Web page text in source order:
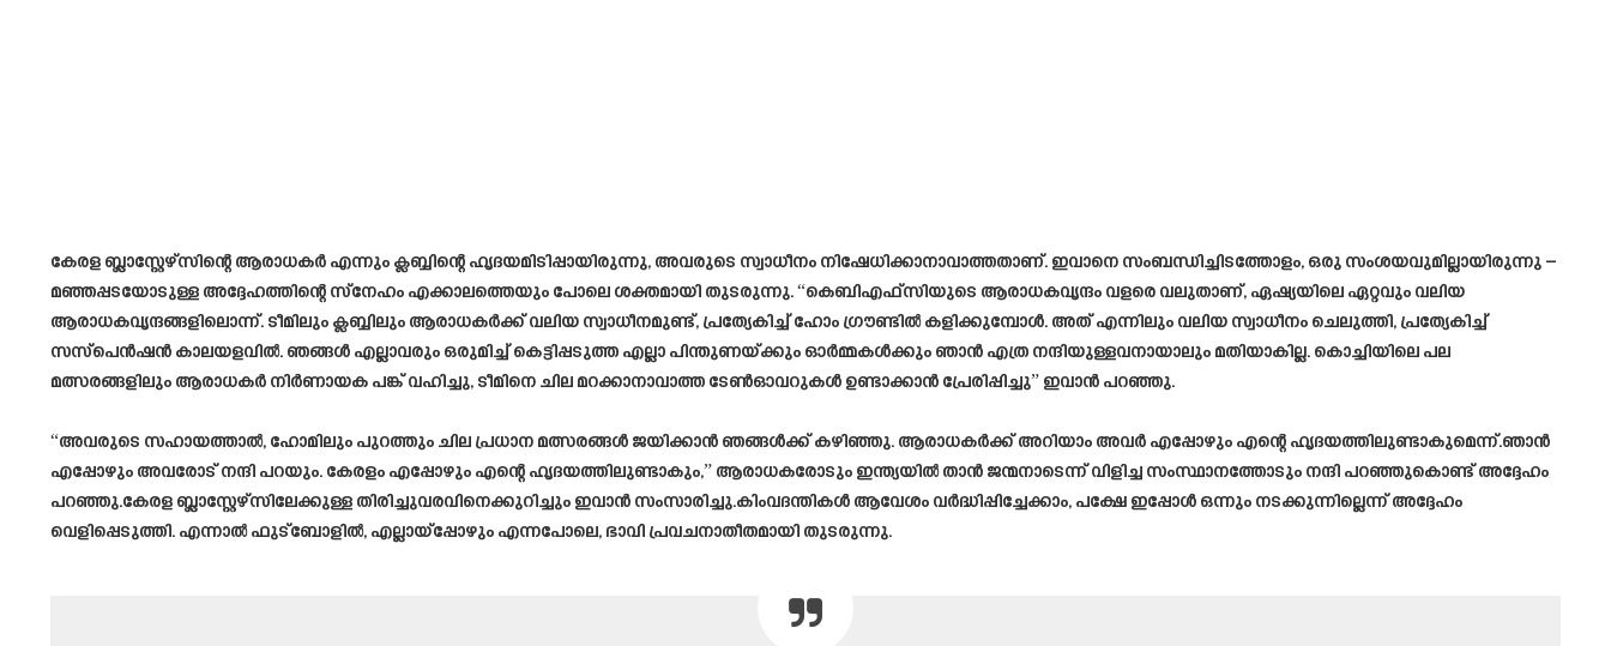
കേരള ബ്ലാസ്റ്റേഴ്സിന്റെ ആരാധകർ എന്നും ക്ലബ്ബിന്റെ ഹൃദയമിടിപ്പായിരുന്നു, അവരുടെ സ്വാധീനം നിഷേധിക്കാനാവാത്തതാണ്. ഇവാനെ സംബന്ധിച്ചിടത്തോളം, ഒരു സംശയവുമില്ലായിരുന്നു –
മഞ്ഞപ്പടയോടുള്ള അദ്ദേഹത്തിന്റെ സ്നേഹം എക്കാലത്തെയും പോലെ ശക്തമായി തുടരുന്നു. “കെബിഎഫ്‌സിയുടെ ആരാധകവൃന്ദം വളരെ വലുതാണ്, ഏഷ്യയിലെ ഏറ്റവും വലിയ
ആരാധകവൃന്ദങ്ങളിലൊന്ന്. ടീമിലും ക്ലബ്ബിലും ആരാധകർക്ക് വലിയ സ്വാധീനമുണ്ട്, പ്രത്യേകിച്ച് ഹോം ഗ്രൗണ്ടിൽ കളിക്കുമ്പോൾ. അത് എന്നിലും വലിയ സ്വാധീനം ചെലുത്തി, പ്രത്യേകിച്ച്
സസ്പെൻഷൻ കാലയളവിൽ. ഞങ്ങൾ എല്ലാവരും ഒരുമിച്ച് കെട്ടിപ്പടുത്ത എല്ലാ പിന്തുണയ്ക്കും ഓർമ്മകൾക്കും ഞാൻ എത്ര നന്ദിയുള്ളവനായാലും മതിയാകില്ല. കൊച്ചിയിലെ പല
മത്സരങ്ങളിലും ആരാധകർ നിർണായക പങ്ക് വഹിച്ചു, ടീമിനെ ചില മറക്കാനാവാത്ത ടേൺഓവറുകൾ ഉണ്ടാക്കാൻ പ്രേരിപ്പിച്ചു” ഇവാൻ പറഞ്ഞു.
“അവരുടെ സഹായത്താൽ, ഹോമിലും പുറത്തും ചില പ്രധാന മത്സരങ്ങൾ ജയിക്കാൻ ഞങ്ങൾക്ക് കഴിഞ്ഞു. ആരാധകർക്ക് അറിയാം അവർ എപ്പോഴും എന്റെ ഹൃദയത്തിലുണ്ടാകുമെന്ന്.ഞാൻ
എപ്പോഴും അവരോട് നന്ദി പറയും. കേരളം എപ്പോഴും എന്റെ ഹൃദയത്തിലുണ്ടാകും,” ആരാധകരോടും ഇന്ത്യയിൽ താൻ ജന്മനാടെന്ന് വിളിച്ച സംസ്ഥാനത്തോടും നന്ദി പറഞ്ഞുകൊണ്ട് അദ്ദേഹം
പറഞ്ഞു.കേരള ബ്ലാസ്റ്റേഴ്സിലേക്കുള്ള തിരിച്ചുവരവിനെക്കുറിച്ചും ഇവാൻ സംസാരിച്ചു.കിംവദന്തികൾ ആവേശം വർദ്ധിപ്പിച്ചേക്കാം, പക്ഷേ ഇപ്പോൾ ഒന്നും നടക്കുന്നില്ലെന്ന് അദ്ദേഹം
വെളിപ്പെടുത്തി. എന്നാൽ ഫുട്ബോളിൽ, എല്ലായ്പ്പോഴും എന്നപോലെ, ഭാവി പ്രവചനാതീതമായി തുടരുന്നു.